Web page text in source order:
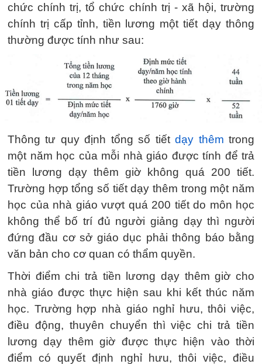
chức chính trị, tổ chức chính trị - xã hội, trường
chính trị cấp tỉnh, tiền lương một tiết dạy thông
thường được tính như sau:
Thông tư quy định tổng số tiếtdạy thêm trong
một năm học của mỗi nhà giáo được tính để trả
tiền lương dạy thêm giờ không quá 200 tiết.
Trường hợp tổng số tiết dạy thêm trong một năm
học của nhà giáo vượt quá 200 tiết do môn học
không thể bố trí đủ người giảng dạy thì người
đứng đầu cơ sở giáo dục phải thông báo bằng
văn bản cho cơ quan có thẩm quyền.
Thời điểm chi trả tiền lương dạy thêm giờ cho
nhà giáo được thực hiện sau khi kết thúc năm
học. Trường hợp nhà giáo nghỉ hưu, thôi việc,
điều động, thuyên chuyển thì việc chi trả tiền
lương dạy thêm giờ được thực hiện vào thời
điểm có quyết định nghỉ hưu, thôi việc, điều